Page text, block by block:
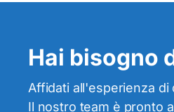
Hai bisogno
Affidati all'esperienza di
Il nostro team è pronto